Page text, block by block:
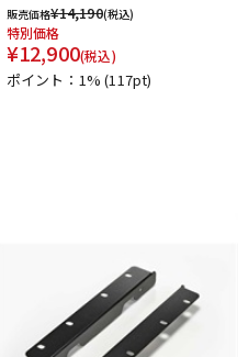
販売価格¥14,190(税込)
特別価格
¥12,900(税込)
ポイント：1%(117pt)